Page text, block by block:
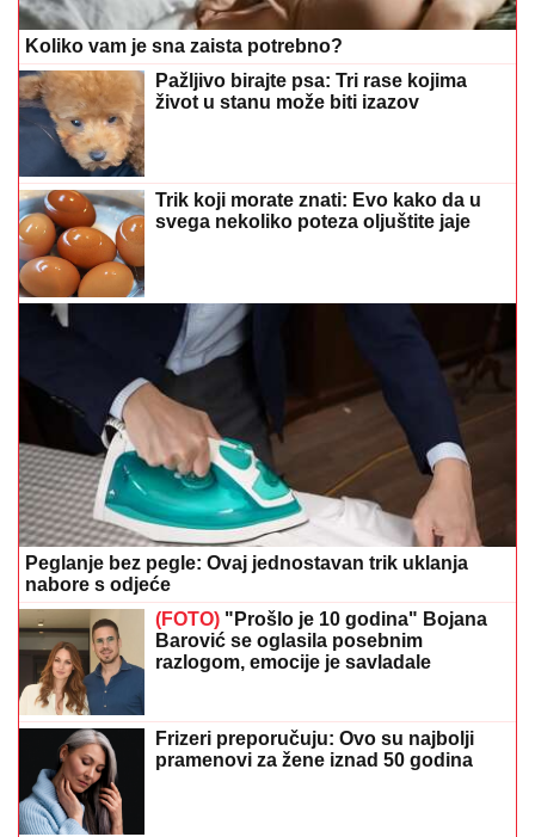
Koliko vam je sna zaista potrebno?
Pažljivo birajte psa: Tri rase kojima
život u stanu može biti izazov
Trik koji morate znati: Evo kako da u
svega nekoliko poteza oljuštite jaje
Peglanje bez pegle: Ovaj jednostavan trik uklanja
nabore s odjeće
(FOTO) "Prošlo je 10 godina" Bojana
Barović se oglasila posebnim
razlogom, emocije je savladale
Frizeri preporučuju: Ovo su najbolji
pramenovi za žene iznad 50 godina